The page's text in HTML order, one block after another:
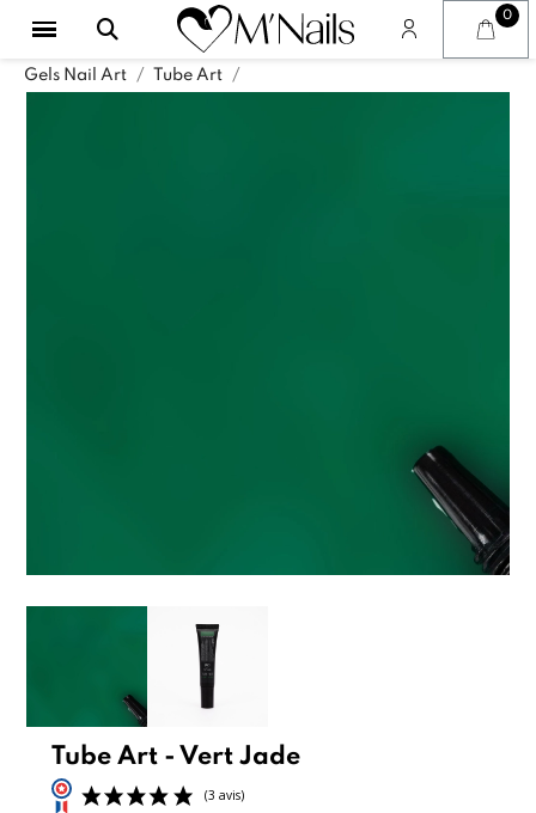
Gels Nail Art Tube Art
Tube Art - Vert Jade